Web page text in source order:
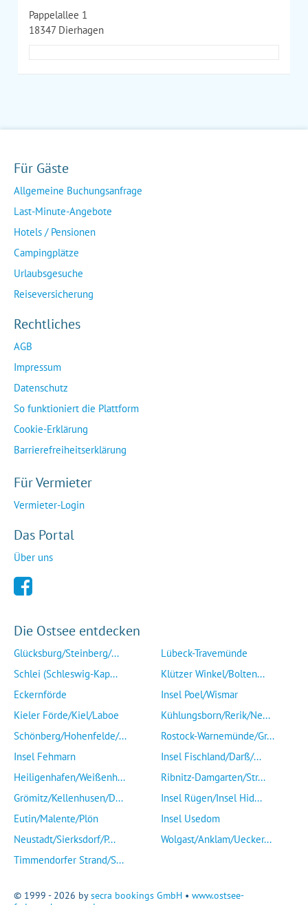
Pappelallee 1
18347 Dierhagen
Für Gäste
Allgemeine Buchungsanfrage
Last-Minute-Angebote
Hotels / Pensionen
Campingplätze
Urlaubsgesuche
Reiseversicherung
Rechtliches
AGB
Impressum
Datenschutz
So funktioniert die Plattform
Cookie-Erklärung
Barrierefreiheitserklärung
Für Vermieter
Vermieter-Login
Das Portal
Über uns
Die Ostsee entdecken
Glücksburg/Steinberg/...
Schlei (Schleswig-Kap...
Eckernförde
Kieler Förde/Kiel/Laboe
Schönberg/Hohenfelde/...
Insel Fehmarn
Heiligenhafen/Weißenh...
Grömitz/Kellenhusen/D...
Eutin/Malente/Plön
Neustadt/Sierksdorf/P...
Timmendorfer Strand/S...
Lübeck-Travemünde
Klützer Winkel/Bolten...
Insel Poel/Wismar
Kühlungsborn/Rerik/Ne...
Rostock-Warnemünde/Gr...
Insel Fischland/Darß/...
Ribnitz-Damgarten/Str...
Insel Rügen/Insel Hid...
Insel Usedom
Wolgast/Anklam/Uecker...
© 1999 - 2026 bysecra bookings GmbH • www.ostsee-